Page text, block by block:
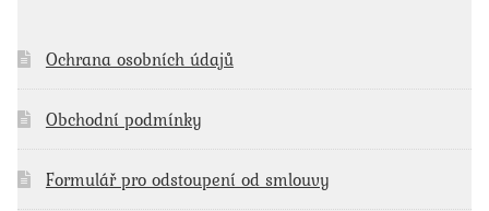
Ochrana osobních údajů
Obchodní podmínky
Formulář pro odstoupení od smlouvy